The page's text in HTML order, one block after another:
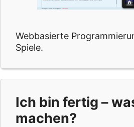
Webbasierte
Spiele.
Ich bin fertig –
machen?